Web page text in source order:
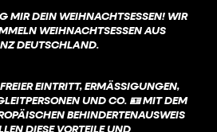
MIR DEIN WEIHNACHTSESSEN! WIR
WEIHNACHTSESSEN AUS
DEUTSCHLAND.
EINTRITT, ERMÄSSIGUNGEN, B
UND CO. 🪪 MIT DEM E
BEHINDERTENAUSWEIS S
DIESE VORTEILE UND V